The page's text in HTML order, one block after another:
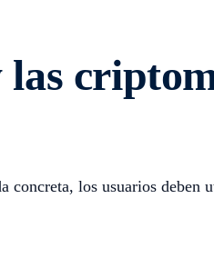
concreta, los usuarios